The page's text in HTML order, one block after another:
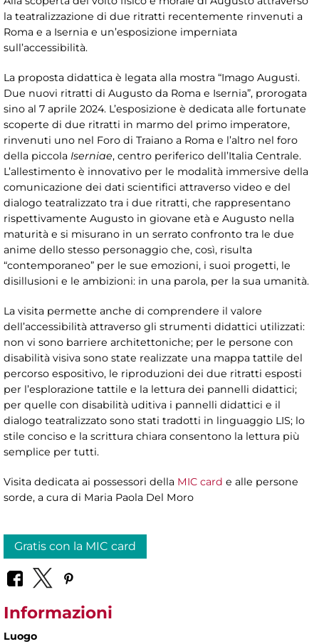
la teatralizzazione di due ritratti recentemente rinvenuti a
Roma e a Isernia e un’esposizione imperniata
sull’accessibilità.
La proposta didattica è legata alla mostra “Imago Augusti.
Due nuovi ritratti di Augusto da Roma e Isernia”, prorogata
sino al 7 aprile 2024. L’esposizione è dedicata alle fortunate
scoperte di due ritratti in marmo del primo imperatore,
rinvenuti uno nel Foro di Traiano a Roma e l’altro nel foro
della piccola Iserniae, centro periferico dell’Italia Centrale.
L’allestimento è innovativo per le modalità immersive della
comunicazione dei dati scientifici attraverso video e del
dialogo teatralizzato tra i due ritratti, che rappresentano
rispettivamente Augusto in giovane età e Augusto nella
maturità e si misurano in un serrato confronto tra le due
anime dello stesso personaggio che, così, risulta
“contemporaneo” per le sue emozioni, i suoi progetti, le
disillusioni e le ambizioni: in una parola, per la sua umanità.
La visita permette anche di comprendere il valore
dell’accessibilità attraverso gli strumenti didattici utilizzati:
non vi sono barriere architettoniche; per le persone con
disabilità visiva sono state realizzate una mappa tattile del
percorso espositivo, le riproduzioni dei due ritratti esposti
per l’esplorazione tattile e la lettura dei pannelli didattici;
per quelle con disabilità uditiva i pannelli didattici e il
dialogo teatralizzato sono stati tradotti in linguaggio LIS; lo
stile conciso e la scrittura chiara consentono la lettura più
semplice per tutti.
Visita dedicata ai possessori della MIC card e alle persone
sorde, a cura di Maria Paola Del Moro
Gratis con la MIC card
Informazioni
Luogo